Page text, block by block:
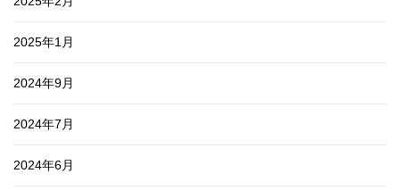
2025年1月
2024年9月
2024年7月
2024年6月